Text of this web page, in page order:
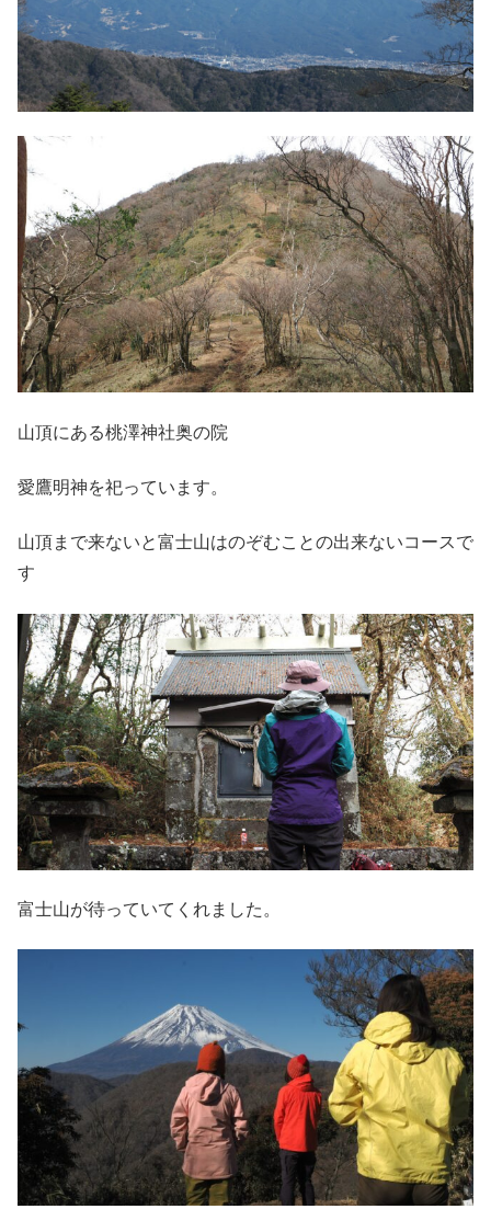
山頂にある桃澤神社奥の院
愛鷹明神を祀っています。
山頂まで来ないと富士山はのぞむことの出来ないコースで
す
富士山が待っていてくれました。